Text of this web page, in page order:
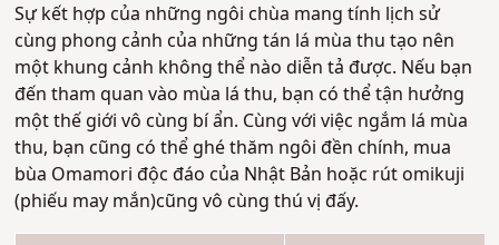
Sự kết hợp của những ngôi chùa mang tính lịch sử
cùng phong cảnh của những tán lá mùa thu tạo nên
một khung cảnh không thể nào diễn tả được. Nếu bạn
đến tham quan vào mùa lá thu, bạn có thể tận hưởng
một thế giới vô cùng bí ẩn. Cùng với việc ngắm lá mùa
thu, bạn cũng có thể ghé thăm ngôi đền chính, mua
bùa Omamori độc đáo của Nhật Bản hoặc rút omikuji
(phiếu may mắn)cũng vô cùng thú vị đấy.